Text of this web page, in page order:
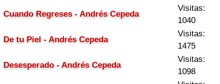
Cuando Regreses - Andrés Cepeda
Visitas:
1040
De tu Piel - Andrés Cepeda
Visitas:
1475
Desesperado - Andrés Cepeda
Visitas:
1098